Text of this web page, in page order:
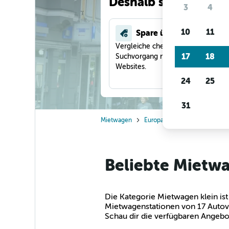
Spare über 40 %
Vergleiche checkfelix in einem
Suchvorgang mit anderen Reise-
Websites.
Mietwagen Europa
Beliebte
Die Kategorie Mietwagen klein
Mietwagenstationen von 17
Schau dir die verfügbaren
3 4
10 11
17 18
24 25
31